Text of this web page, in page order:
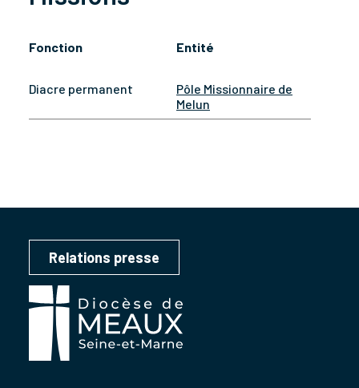
Fonction Entité
Diacre permanent
Pôle Missionnaire de
Melun
Relations presse